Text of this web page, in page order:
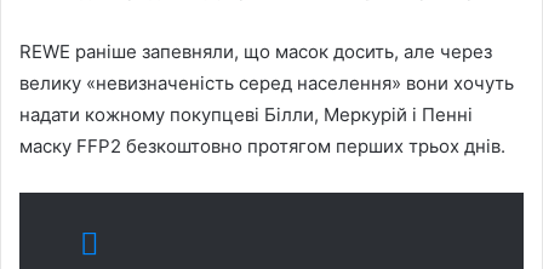
REWE раніше запевняли, що масок досить, але через
велику «невизначеність серед населення» вони хочуть
надати кожному покупцеві Білли, Меркурій і Пенні
маску FFP2 безкоштовно протягом перших трьох днів.